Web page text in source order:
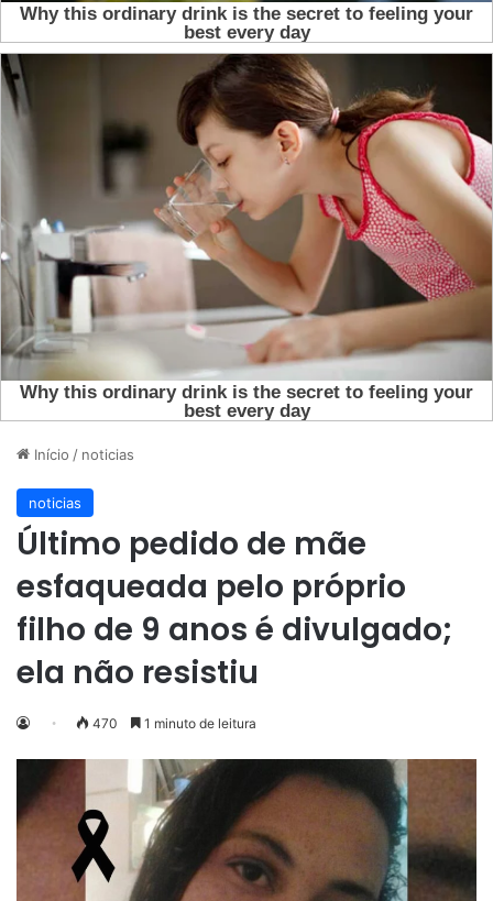
Início / noticias
noticias
Último pedido de mãe
esfaqueada pelo próprio
filho de 9 anos é divulgado;
ela não resistiu
470 1 minuto de leitura